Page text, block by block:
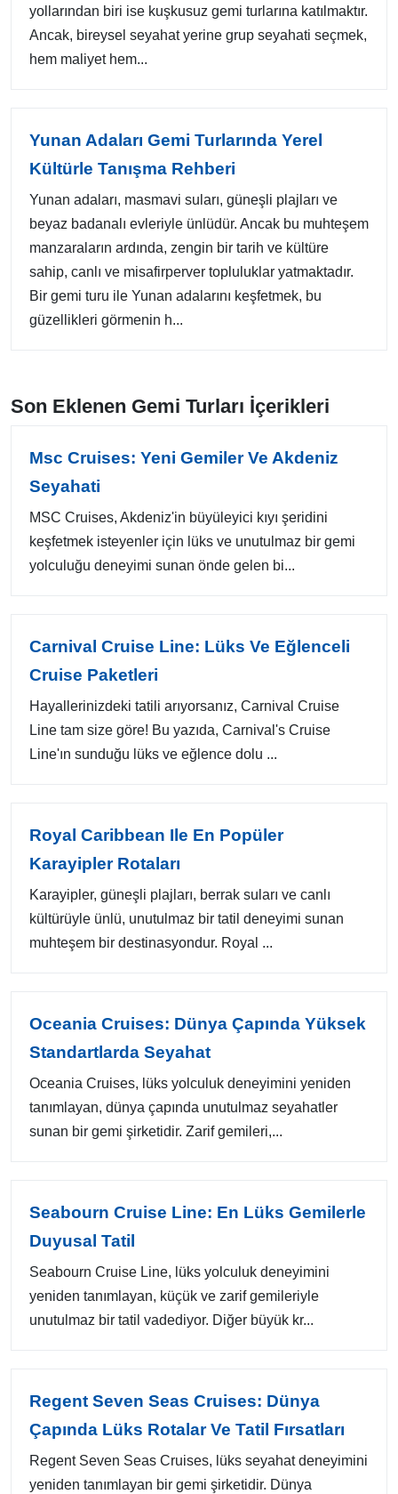
yollarından biri ise kuşkusuz gemi turlarına katılmaktır.
Ancak, bireysel seyahat yerine grup seyahati seçmek,
hem maliyet hem...
Yunan Adaları Gemi Turlarında Yerel
Kültürle Tanışma Rehberi
Yunan adaları, masmavi suları, güneşli plajları ve
beyaz badanalı evleriyle ünlüdür. Ancak bu muhteşem
manzaraların ardında, zengin bir tarih ve kültüre
sahip, canlı ve misafirperver topluluklar yatmaktadır.
Bir gemi turu ile Yunan adalarını keşfetmek, bu
güzellikleri görmenin h...
Son Eklenen Gemi Turları İçerikleri
Msc Cruises: Yeni Gemiler Ve Akdeniz
Seyahati
MSC Cruises, Akdeniz'in büyüleyici kıyı şeridini
keşfetmek isteyenler için lüks ve unutulmaz bir gemi
yolculuğu deneyimi sunan önde gelen bi...
Carnival Cruise Line: Lüks Ve Eğlenceli
Cruise Paketleri
Hayallerinizdeki tatili arıyorsanız, Carnival Cruise
Line tam size göre! Bu yazıda, Carnival's Cruise
Line'ın sunduğu lüks ve eğlence dolu ...
Royal Caribbean Ile En Popüler
Karayipler Rotaları
Karayipler, güneşli plajları, berrak suları ve canlı
kültürüyle ünlü, unutulmaz bir tatil deneyimi sunan
muhteşem bir destinasyondur. Royal ...
Oceania Cruises: Dünya Çapında Yüksek
Standartlarda Seyahat
Oceania Cruises, lüks yolculuk deneyimini yeniden
tanımlayan, dünya çapında unutulmaz seyahatler
sunan bir gemi şirketidir. Zarif gemileri,...
Seabourn Cruise Line: En Lüks Gemilerle
Duyusal Tatil
Seabourn Cruise Line, lüks yolculuk deneyimini
yeniden tanımlayan, küçük ve zarif gemileriyle
unutulmaz bir tatil vadediyor. Diğer büyük kr...
Regent Seven Seas Cruises: Dünya
Çapında Lüks Rotalar Ve Tatil Fırsatları
Regent Seven Seas Cruises, lüks seyahat deneyimini
yeniden tanımlayan bir gemi şirketidir. Dünya